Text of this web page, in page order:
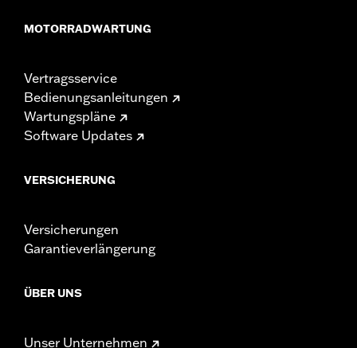
MOTORRADWARTUNG
Vertragsservice
Bedienungsanleitungen
Wartungspläne
Software Updates
VERSICHERUNG
Versicherungen
Garantieverlängerung
ÜBER UNS
Unser Unternehmen